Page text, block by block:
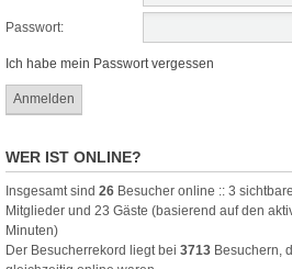
Passwort:
Ich habe mein Passwort vergessen
WER IST ONLINE?
Insgesamt sind 26 Besucher online :: 3
Mitglieder und 23 Gäste (basierend auf den
Minuten)
Der Besucherrekord liegt bei 3713 Besuchern,